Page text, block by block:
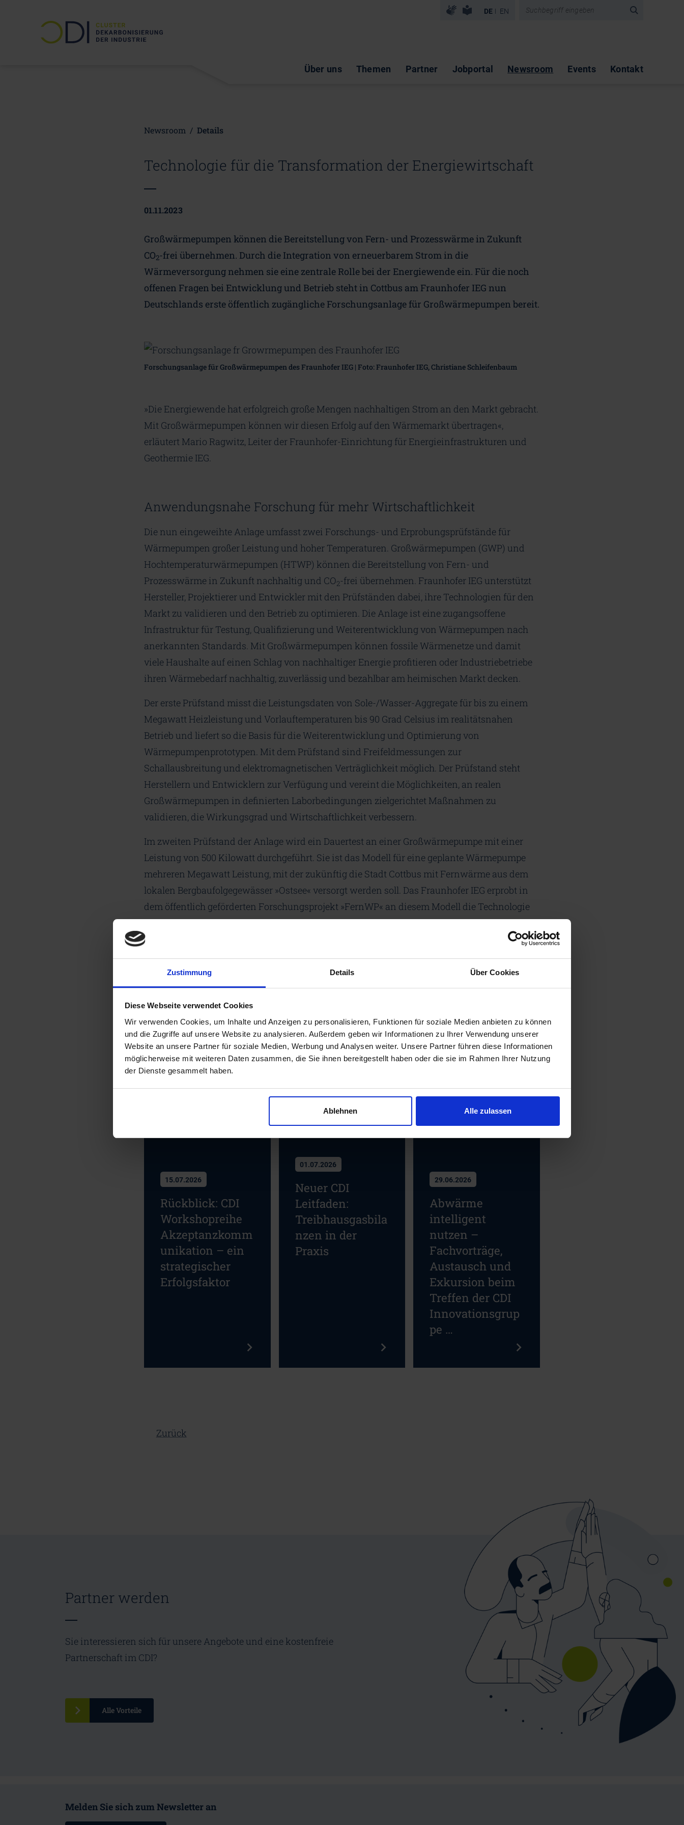
Zustimmung Details Über Cookies
Diese Webseite verwendet Cookies
Wir verwenden Cookies, um Inhalte und Anzeigen zu personalisieren, Funktionen für soziale Medien anbieten zu können
und die Zugriffe auf unsere Website zu analysieren. Außerdem geben wir Informationen zu Ihrer Verwendung unserer
Website an unsere Partner für soziale Medien, Werbung und Analysen weiter. Unsere Partner führen diese Informationen
möglicherweise mit weiteren Daten zusammen, die Sie ihnen bereitgestellt haben oder die sie im Rahmen Ihrer Nutzung
der Dienste gesammelt haben.
Ablehnen Alle zulassen
Navigation überspringen
DE EN
Navigation überspringen
Über uns Themen Partner Jobportal Newsroom Events Kontakt
Newsroom / Details
Technologie für die Transformation der Energiewirtschaft
01.11.2023
Großwärmepumpen können die Bereitstellung von Fern- und Prozesswärme in Zukunft
CO2-frei übernehmen. Durch die Integration von erneuerbarem Strom in die
Wärmeversorgung nehmen sie eine zentrale Rolle bei der Energiewende ein. Für die noch
offenen Fragen bei Entwicklung und Betrieb steht in Cottbus am Fraunhofer IEG nun
Deutschlands erste öffentlich zugängliche Forschungsanlage für Großwärmepumpen bereit.
Forschungsanlage für Großwärmepumpen des Fraunhofer IEG | Foto: Fraunhofer IEG, Christiane Schleifenbaum
»Die Energiewende hat erfolgreich große Mengen nachhaltigen Strom an den Markt gebracht.
Mit Großwärmepumpen können wir diesen Erfolg auf den Wärmemarkt übertragen«,
erläutert Mario Ragwitz, Leiter der Fraunhofer-Einrichtung für Energieinfrastrukturen und
Geothermie IEG.
Anwendungsnahe Forschung für mehr Wirtschaftlichkeit
Die nun eingeweihte Anlage umfasst zwei Forschungs- und Erprobungsprüfstände für
Wärmepumpen großer Leistung und hoher Temperaturen. Großwärmepumpen (GWP) und
Hochtemperaturwärmepumpen (HTWP) können die Bereitstellung von Fern- und
Prozesswärme in Zukunft nachhaltig und CO2-frei übernehmen. Fraunhofer IEG unterstützt
Hersteller, Projektierer und Entwickler mit den Prüfständen dabei, ihre Technologien für den
Markt zu validieren und den Betrieb zu optimieren. Die Anlage ist eine zugangsoffene
Infrastruktur für Testung, Qualifizierung und Weiterentwicklung von Wärmepumpen nach
anerkannten Standards. Mit Großwärmepumpen können fossile Wärmenetze und damit
viele Haushalte auf einen Schlag von nachhaltiger Energie profitieren oder Industriebetriebe
ihren Wärmebedarf nachhaltig, zuverlässig und bezahlbar am heimischen Markt decken.
Der erste Prüfstand misst die Leistungsdaten von Sole-/Wasser-Aggregate für bis zu einem
Megawatt Heizleistung und Vorlauftemperaturen bis 90 Grad Celsius im realitätsnahen
Betrieb und liefert so die Basis für die Weiterentwicklung und Optimierung von
Wärmepumpenprototypen. Mit dem Prüfstand sind Freifeldmessungen zur
Schallausbreitung und elektromagnetischen Verträglichkeit möglich. Der Prüfstand steht
Herstellern und Entwicklern zur Verfügung und vereint die Möglichkeiten, an realen
Großwärmepumpen in definierten Laborbedingungen zielgerichtet Maßnahmen zu
validieren, die Wirkungsgrad und Wirtschaftlichkeit verbessern.
Im zweiten Prüfstand der Anlage wird ein Dauertest an einer Großwärmepumpe mit einer
Leistung von 500 Kilowatt durchgeführt. Sie ist das Modell für eine geplante Wärmepumpe
mehreren Megawatt Leistung, mit der zukünftig die Stadt Cottbus mit Fernwärme aus dem
lokalen Bergbaufolgegewässer »Ostsee« versorgt werden soll. Das Fraunhofer IEG erprobt in
dem öffentlich geförderten Forschungsprojekt »FernWP« an diesem Modell die Technologie
und erarbeitet ein Betriebskonzept.
Zur vollständigen Pressemitteilung:
Weitere News
15.07.2026
Rückblick: CDI
Workshopreihe
Akzeptanzkomm
unikation – ein
strategischer
Erfolgsfaktor
01.07.2026
Neuer CDI
Leitfaden:
Treibhausgasbila
nzen in der
Praxis
29.06.2026
Abwärme
intelligent
nutzen –
Fachvorträge,
Austausch und
Exkursion beim
Treffen der CDI
Innovationsgrup
pe …
Zurück
Partner werden
Sie interessieren sich für unsere Angebote und eine kostenfreie
Partnerschaft im CDI?
Alle Vorteile
Melden Sie sich zum Newsletter an